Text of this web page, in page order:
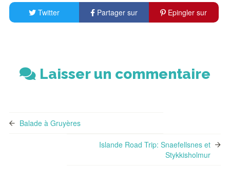
Twitter
Partager sur
Epingler sur
Laisser un commentaire
Balade à Gruyères
Islande Road Trip: Snaefellsnes et
Stykkisholmur